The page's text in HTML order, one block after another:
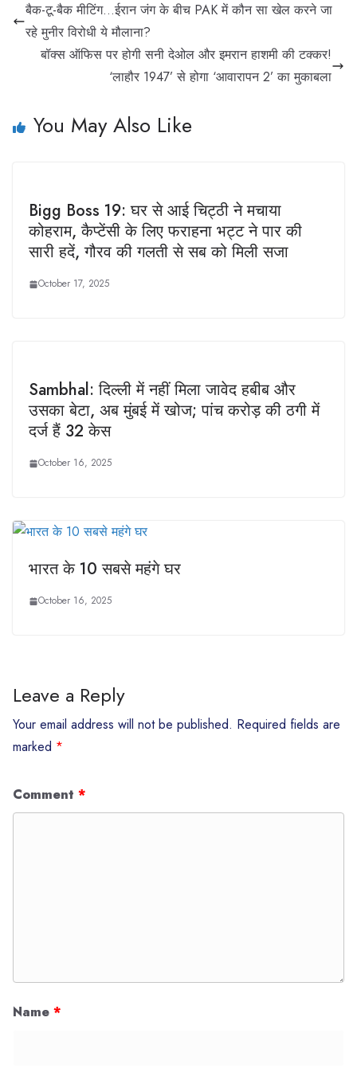
बैक-टू-बैक मीटिंग…ईरान जंग के बीच PAK में कौन सा खेल करने जा
रहे मुनीर विरोधी ये मौलाना?
बॉक्स ऑफिस पर होगी सनी देओल और इमरान हाशमी की टक्कर!
‘लाहौर 1947’ से होगा ‘आवारापन 2’ का मुकाबला
You May Also Like
Bigg Boss 19: घर से आई चिट्ठी ने मचाया
कोहराम, कैप्टेंसी के लिए फराहना भट्ट ने पार की
सारी हदें, गौरव की गलती से सब को मिली सजा
October 17, 2025
Sambhal: दिल्ली में नहीं मिला जावेद हबीब और
उसका बेटा, अब मुंबई में खोज; पांच करोड़ की ठगी में
दर्ज हैं 32 केस
October 16, 2025
भारत के 10 सबसे महंगे घर
October 16, 2025
Leave a Reply
Your email address will not be published. Required fields are
marked *
Comment *
Name *